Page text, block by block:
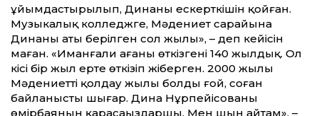
ұйымдастырылып, Динаның ескерткішін қойған.
Музыкалық колледжге, Мәдениет сарайына
Динаның аты берілген сол жылы», – деп кейісін
маған. «Иманғали ағаның өткізгені 140 жылдық. Ол
кісі бір жыл ерте өткізіп жіберген. 2000 жылы
Мәдениетті қолдау жылы болды ғой, соған
байланысты шығар. Дина Нұрпейісованың
өмірбаянын қарасаңыздаршы. Мен шын айтам», –